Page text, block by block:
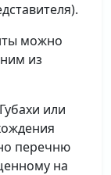
можно
из
или
перечню
на